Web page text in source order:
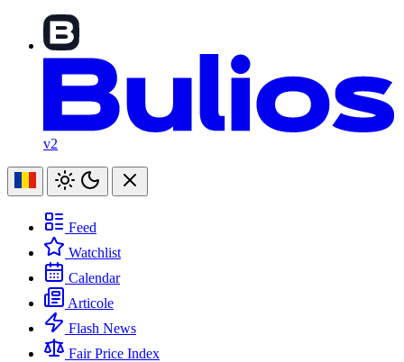
v2
Feed
Watchlist
Calendar
Articole
Flash News
Fair Price Index